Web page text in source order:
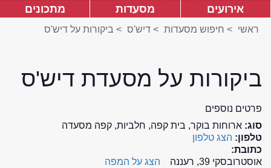
אירועים מסעדות מתכונים
ראשי > חיפוש מסעדות > דיש'ס > ביקורות על דיש'ס
ביקורות על מסעדת דיש'ס
פרטים נוספים
סוג: ארוחות בוקר, בית קפה, חלביות, קפה מסעדה
טלפון: הצג טלפון
כתובת:
אוסטרובסקי 39, רעננה
הצג על המפה